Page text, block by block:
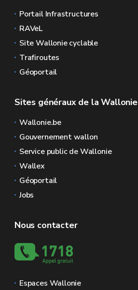
Portail Infrastructures
RAVeL
Site Wallonie cyclable
Trafiroutes
Géoportail
Sites généraux de la Wallonie
Wallonie.be
Gouvernement wallon
Service public de Wallonie
Wallex
Géoportail
Jobs
Nous contacter
Espaces Wallonie